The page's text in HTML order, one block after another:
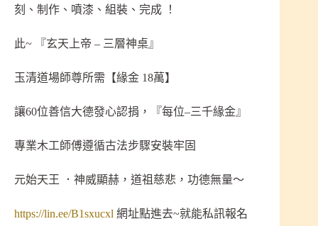
刻、制作、噴漆、組裝、完成 ！
此~ 『玄天上帝 – 三層神桌』
玉清道場師尊所需【緣金 18萬】
讓60位善信大德發心認捐，『每位–三千緣金』
專業木工師傅遵循古法步驟安裝牢固
元始天王 ．神威顯赫，道祖慈悲，功德無量～
https://lin.ee/B1sxucxl 網址點進去~就能私訊報名